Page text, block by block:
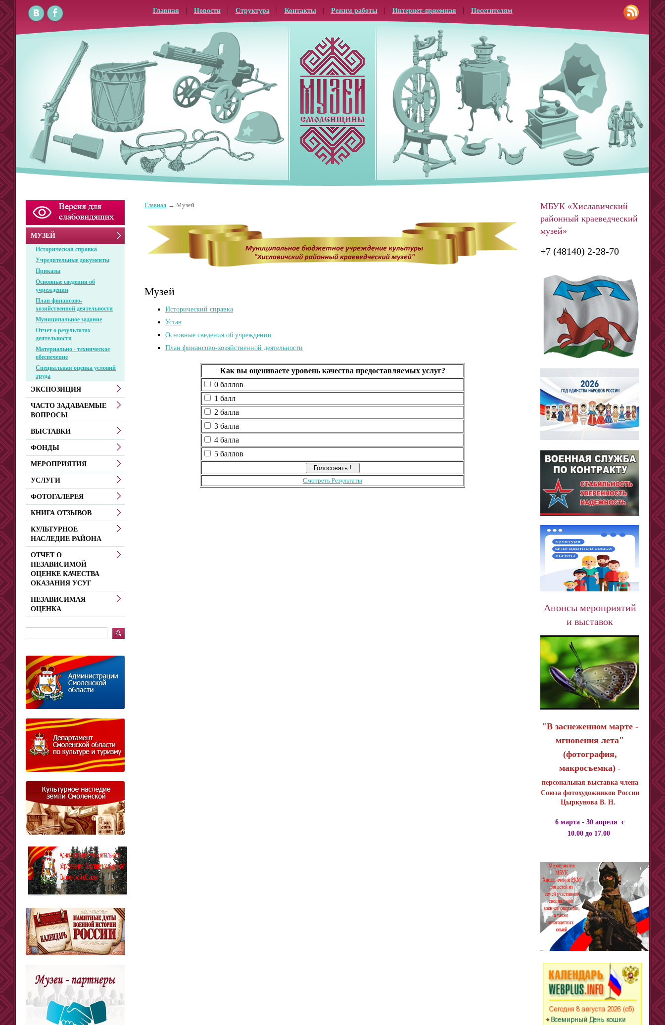
Главная Новости Структура Контакты Режим работы Интернет-приемная Посетителям
Главная Музей
Музей
Исторический справка
Устав
Основные сведения об учреждении
План финансово-хозяйственной деятельности
Как вы оцениваете уровень качества предоставляемых услуг?
0 баллов
1 балл
2 балла
3 балла
4 балла
5 баллов
Смотреть Результаты
МУЗЕЙ
Историческая справка
Учредительные документы
Приказы
Основные сведения об
учреждении
План финансово-
хозяйственной деятельности
Муниципальное задание
Отчет о результатах
деятельности
Материально - техническое
обеспечение
Специальная оценка условий
труда
ЭКСПОЗИЦИЯ
ЧАСТО ЗАДАВАЕМЫЕ
ВОПРОСЫ
ВЫСТАВКИ
ФОНДЫ
МЕРОПРИЯТИЯ
УСЛУГИ
ФОТОГАЛЕРЕЯ
КНИГА ОТЗЫВОВ
КУЛЬТУРНОЕ
НАСЛЕДИЕ РАЙОНА
ОТЧЕТ О
НЕЗАВИСИМОЙ
ОЦЕНКЕ КАЧЕСТВА
ОКАЗАНИЯ УСУГ
НЕЗАВИСИМАЯ
ОЦЕНКА
МБУК «Хиславичский
районный краеведческий
музей»
+7 (48140) 2-28-70
Анонсы мероприятий
и выставок
"В заснеженном марте -
мгновения лета"
(фотография,
макросъемка) -
персональная выставка члена
Союза фотохудожников России
Цыркунова В. Н.
6 марта - 30 апреля с
10.00 до 17.00